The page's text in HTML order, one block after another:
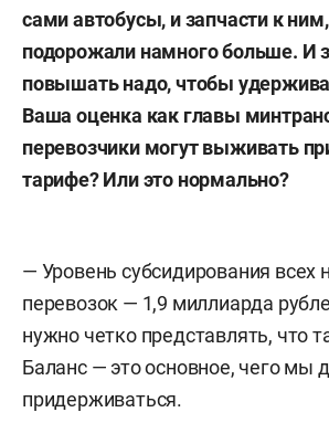
сами автобусы, и запчасти к
подорожали намного больше. И
повышать надо, чтобы
Ваша оценка как главы
перевозчики могут выживать
тарифе? Или это нормально?
— Уровень субсидирования всех
перевозок — 1,9 миллиарда
нужно четко представлять, что
Баланс — это основное, чего мы
придерживаться.